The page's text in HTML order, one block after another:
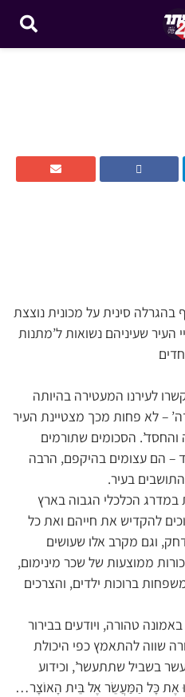
סינית על מכונית נוצצת
שעיניהם נשואות ל’מתנות
לעירנו המעטירה בהיותה
– לא פחות מכך מצטיינת העיר
והחסד’. הסכומים שתורמים
– הם עצומים בהיקפם, הרבה
בעיר.
במדרג הכלכלי הגבוה בארץ
להקדיש את חייהם ואת כל
וגם מקרב אלו שעושים
ממוצעות של שכר מינימום,
ברוכות ילדים, והצרכים
טהורה, ויודעים בבירור
שווה להתאמץ כפי היכולת
בשביל שתתעשר’, וכידוע
אֶת כָּל הַמַּעֲשֵׂר אֶל בֵּית הָאוֹצָר…